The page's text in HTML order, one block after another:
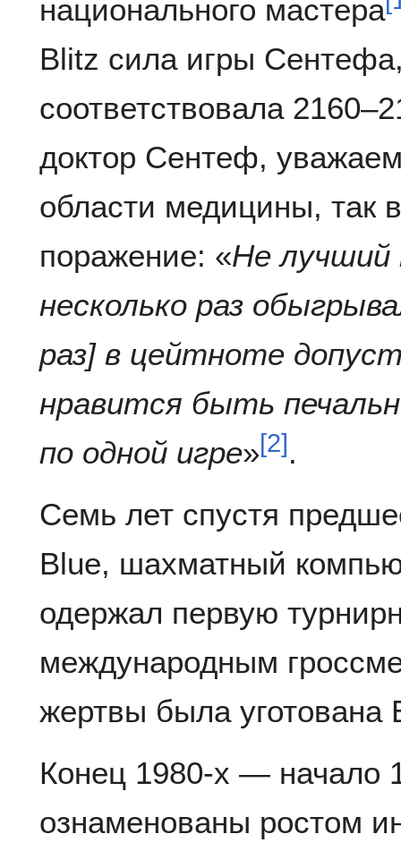
национального мастера
Blitz сила игры
соответствовала
доктор Сентеф,
области медицины, так
поражение: «Не
несколько раз
раз] в цейтноте
нравится быть
по одной игре»[2] .
Семь лет спустя
Blue, шахматный
одержал первую
международным
жертвы была уготована
Конец 1980-х — начало
ознаменованы ростом